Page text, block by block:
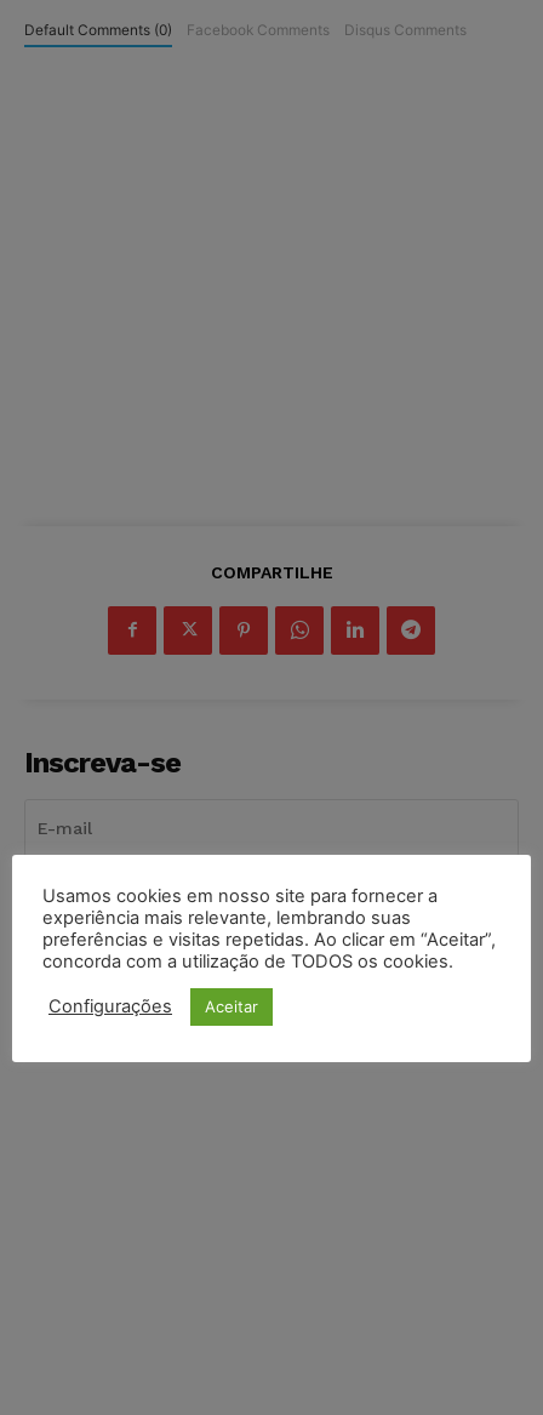
Default Comments (0) Facebook Comments Disqus Comments
COMPARTILHE
Inscreva-se
INSCREVER
Li e aceito aPolítica de Privacidade.
Usamos cookies em nosso site para fornecer a
experiência mais relevante, lembrando suas
preferências e visitas repetidas. Ao clicar em “Aceitar”,
concorda com a utilização de TODOS os cookies.
Configurações Aceitar